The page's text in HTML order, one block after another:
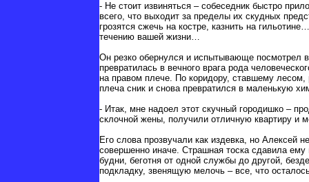
- Не стоит извиняться – собеседник быстро
всего, что выходит за пределы их скудных
грозятся сжечь на костре, казнить на
течению вашей жизни…
Он резко обернулся и испытывающе посмотрел
превратилась в вечного врага рода
на правом плече. По коридору, ставшему лесом,
плеча сник и снова превратился в маленькую
- Итак, мне надоел этот скучный городишко –
склочной жены, получили отличную квартиру и
Его слова прозвучали как издевка, но Алексей
совершенно иначе. Страшная тоска сдавила
будни, беготня от одной службы до другой,
подкладку, звенящую мелочь – все, что